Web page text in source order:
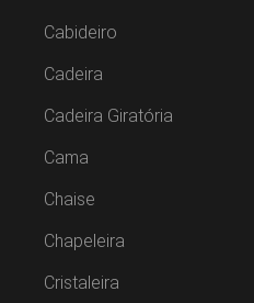
Cabideiro
Cadeira
Cadeira Giratória
Cama
Chaise
Chapeleira
Cristaleira